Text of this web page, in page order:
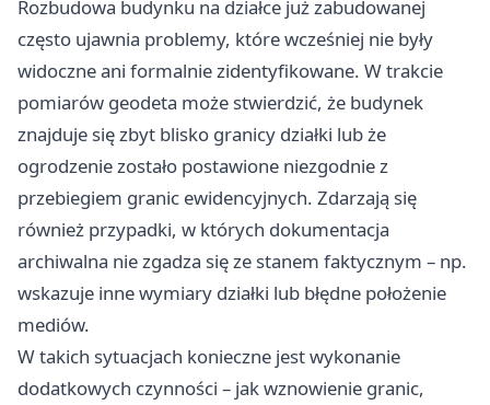
Rozbudowa budynku na działce już zabudowanej
często ujawnia problemy, które wcześniej nie były
widoczne ani formalnie zidentyfikowane. W trakcie
pomiarów geodeta może stwierdzić, że budynek
znajduje się zbyt blisko granicy działki lub że
ogrodzenie zostało postawione niezgodnie z
przebiegiem granic ewidencyjnych. Zdarzają się
również przypadki, w których dokumentacja
archiwalna nie zgadza się ze stanem faktycznym – np.
wskazuje inne wymiary działki lub błędne położenie
mediów.
W takich sytuacjach konieczne jest wykonanie
dodatkowych czynności – jak wznowienie granic,